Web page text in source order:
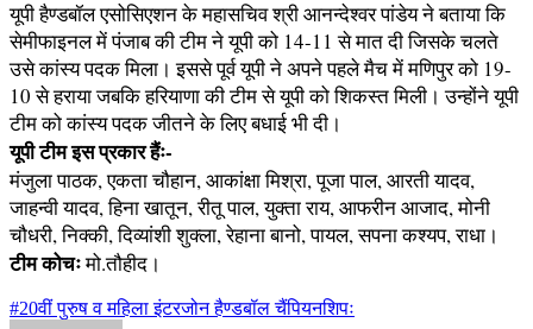
यूपी हैण्डबॉल एसोसिएशन के महासचिव श्री आनन्देश्वर पांडेय ने बताया कि
सेमीफाइनल में पंजाब की टीम ने यूपी को 14-11 से मात दी जिसके चलते
उसे कांस्य पदक मिला। इससे पूर्व यूपी ने अपने पहले मैच में मणिपुर को 19-
10 से हराया जबकि हरियाणा की टीम से यूपी को शिकस्त मिली। उन्होंने यूपी
टीम को कांस्य पदक जीतने के लिए बधाई भी दी।
यूपी टीम इस प्रकार हैंः-
मंजुला पाठक, एकता चौहान, आकांक्षा मिश्रा, पूजा पाल, आरती यादव,
जाहन्वी यादव, हिना खातून, रीतू पाल, युक्ता राय, आफरीन आजाद, मोनी
चौधरी, निक्की, दिव्यांशी शुक्ला, रेहाना बानो, पायल, सपना कश्यप, राधा।
टीम कोचःमो.तौहीद।
#20वीं पुरुष व महिला इंटरजोन हैण्डबॉल चैंपियनशिपः